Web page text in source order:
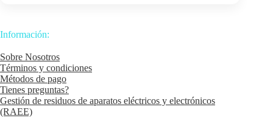
Información:
Sobre Nosotros
Términos y condiciones
Métodos de pago
Tienes preguntas?
Gestión de residuos de aparatos eléctricos y electrónicos
(RAEE)